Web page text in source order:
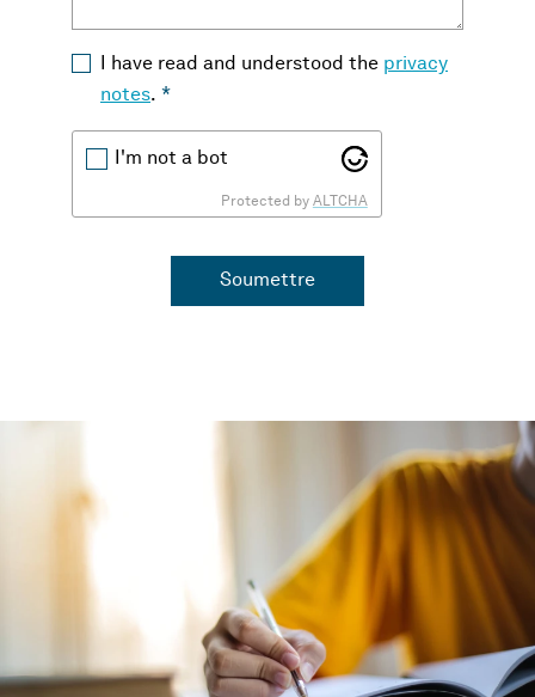
I have read and understood the privacy
notes. *
I'm not a bot
Protected by ALTCHA
Soumettre